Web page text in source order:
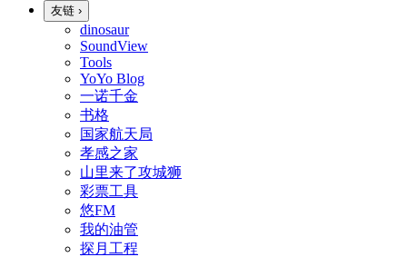
友链 ›
dinosaur
SoundView
Tools
YoYo Blog
一诺千金
书格
国家航天局
孝感之家
山里来了攻城狮
彩票工具
悠FM
我的油管
探月工程